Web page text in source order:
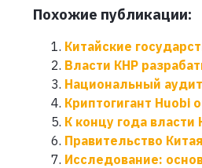
Похожие публикации:
Китайские
Власти КНР
Национальный
Криптогигант
К концу года
Правительство
Исследование: